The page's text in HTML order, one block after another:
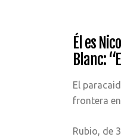
Él es
Blanc:
El
frontera
Rubio, de